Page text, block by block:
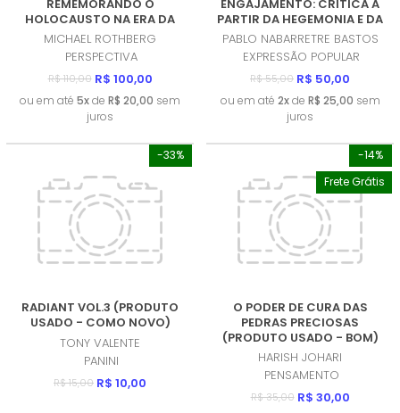
REMEMORANDO O
HOLOCAUSTO NA ERA DA
DESCOLONIZAÇAO
(PRODUTO NOVO)
MICHAEL ROTHBERG
PERSPECTIVA
R$ 110,00 R$ 100,00
ou em até 5xde R$ 20,00 sem
juros
ENGAJAMENTO: CRITICA A
PARTIR DA HEGEMONIA E DA
ECONOMIA POLITICA DA
COMUNICAÇAO (EPC)
(PRODUTO NOVO)
PABLO NABARRETRE BASTOS
EXPRESSÃO POPULAR
R$ 55,00 R$ 50,00
ou em até 2xde R$ 25,00 sem
juros
-33%
RADIANT VOL.3 (PRODUTO
USADO - COMO NOVO)
TONY VALENTE
PANINI
R$ 15,00 R$ 10,00
-14%
Frete Grátis
O PODER DE CURA DAS
PEDRAS PRECIOSAS
(PRODUTO USADO - BOM)
HARISH JOHARI
PENSAMENTO
R$ 35,00 R$ 30,00